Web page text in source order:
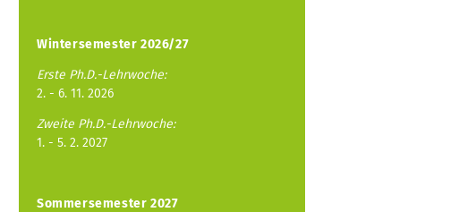
Wintersemester 2026/27
Erste Ph.D.-Lehrwoche:
2. - 6. 11. 2026
Zweite Ph.D.-Lehrwoche:
1. - 5. 2. 2027
Sommersemester 2027